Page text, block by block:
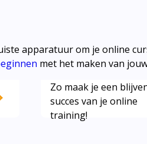
apparatuur om je online
met het maken van
Zo maak je een
succes van je online
training!